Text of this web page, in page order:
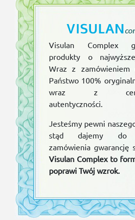
Visulan Complex
produkty o
Wraz z zamówieniem
Państwo 100%
wraz z
autentyczności.
Jesteśmy pewni
stąd dajemy do
zamówienia gwarancję
Visulan Complex to
poprawi Twój wzrok.